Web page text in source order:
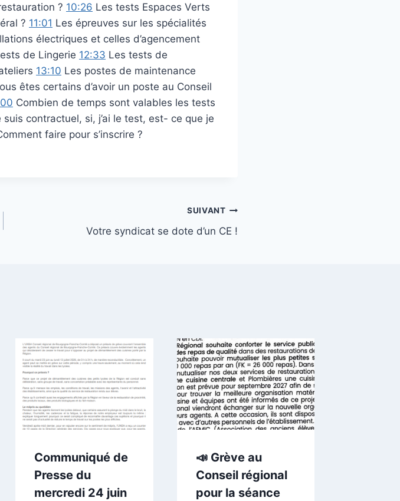
? 10:26 Les tests Espaces Verts
? 11:01 Les épreuves sur les spécialités
électriques et celles d’agencement
de Lingerie 12:33 Les tests de
13:10 Les postes de maintenance
êtes certains d’avoir un poste au Conseil
Combien de temps sont valables les tests
suis contractuel, si, j’ai le test, est- ce que je
faire pour s’inscrire ?
SUIVANT
Votre syndicat se dote d’un CE !
Communiqué de
Presse du
mercredi 24 juin
📣 Grève au
Conseil régional
pour la séance